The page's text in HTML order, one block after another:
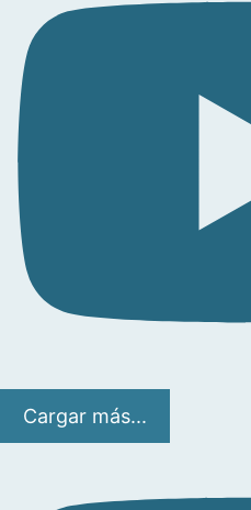
Cargar más...